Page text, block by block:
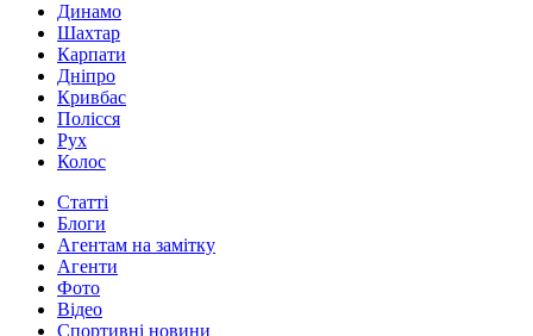
Динамо
Шахтар
Карпати
Дніпро
Кривбас
Полісся
Рух
Колос
Статті
Блоги
Агентам на замітку
Агенти
Фото
Відео
Спортивні новини